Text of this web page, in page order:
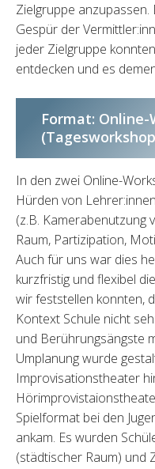
Zielgruppe
Gespür der
jeder Zielgruppe
entdecken und es
Format: Online-
In den zwei Online-
Hürden von
(z.B. Kamerabenutzung
Raum, Partizipation,
Auch für uns war dies
kurzfristig und flexibel
wir feststellen konnten,
Kontext Schule nicht
und Berührungsängste
Umplanung wurde
Improvisationstheater
Spielformat bei den
ankam. Es wurden
(städtischer Raum) und